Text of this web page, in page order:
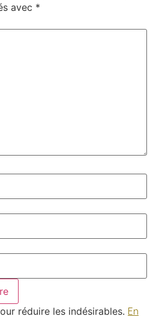
avec *
réduire les indésirables. En